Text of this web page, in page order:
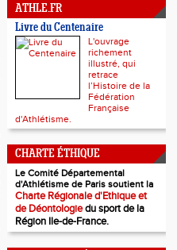
ATHLE.FR
Livre du Centenaire
L'ouvrage
richement
illustré, qui
retrace
l’Histoire de la
Fédération
Française
d'Athlétisme.
CHARTE ÉTHIQUE
Le Comité Départemental
d'Athlétisme de Paris soutient la
Charte Régionale d'Ethique et
de Déontologiedu sport de la
Région Ile-de-France.